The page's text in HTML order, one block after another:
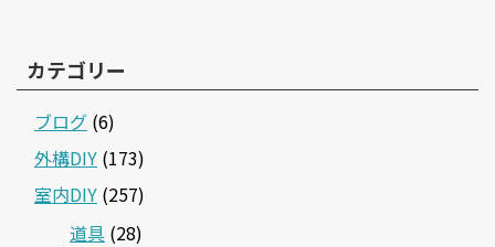
カテゴリー
ブログ (6)
外構DIY (173)
室内DIY (257)
道具 (28)